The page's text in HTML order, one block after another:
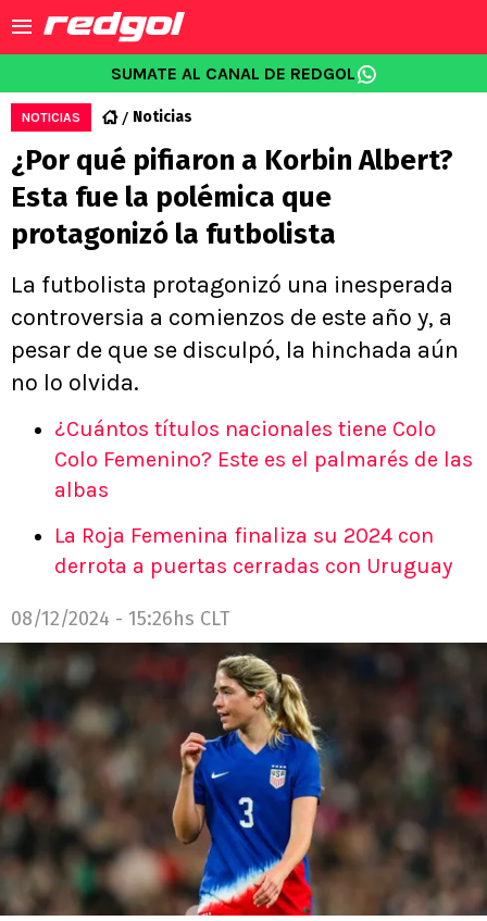
SUMATE AL CANAL DE REDGOL
NOTICIAS Noticias
¿Por qué pifiaron a Korbin Albert?
Esta fue la polémica que
protagonizó la futbolista
La futbolista protagonizó una inesperada
controversia a comienzos de este año y, a
pesar de que se disculpó, la hinchada aún
no lo olvida.
¿Cuántos títulos nacionales tiene Colo
Colo Femenino? Este es el palmarés de las
albas
La Roja Femenina finaliza su 2024 con
derrota a puertas cerradas con Uruguay
08/12/2024 - 15:26hs CLT